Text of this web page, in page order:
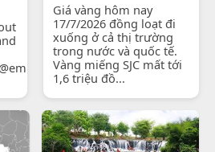
how-
Giá vàng hôm nay
17/7/2026 đồng loạt đi
xuống ở cả thị trường
trong nước và quốc tế.
Vàng miếng SJC mất tới
1,6 triệu đồ...